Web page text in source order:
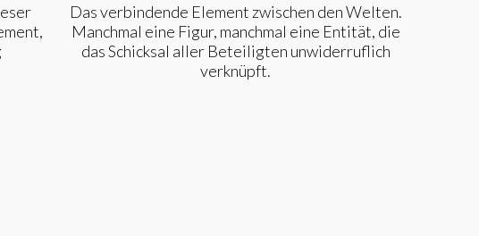
Das verbindende Element zwischen den Welten.
Manchmal eine Figur, manchmal eine Entität, die
das Schicksal aller Beteiligten unwiderruflich
verknüpft.